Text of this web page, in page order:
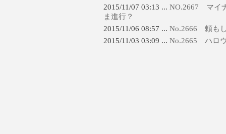
2015/11/07 03:13 ... NO.2667 マイ
ま進行？
2015/11/06 08:57 ... No.2666 頼も
2015/11/03 03:09 ... No.2665 ハロ